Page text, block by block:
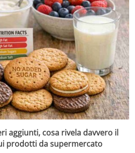
aggiunti, cosa rivela davvero il
prodotti da supermercato